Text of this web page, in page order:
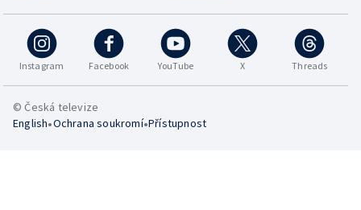
Instagram Facebook YouTube X Threads
© Česká televize
English•Ochrana soukromí•Přístupnost